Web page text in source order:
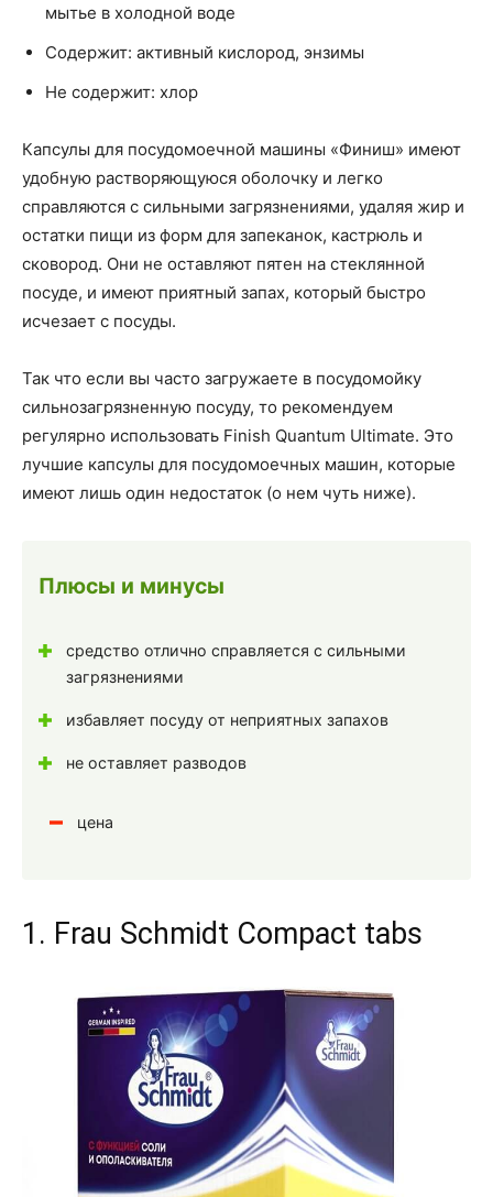
мытье в холодной воде
Содержит: активный кислород, энзимы
Не содержит: хлор
Капсулы для посудомоечной машины «Финиш» имеют
удобную растворяющуюся оболочку и легко
справляются с сильными загрязнениями, удаляя жир и
остатки пищи из форм для запеканок, кастрюль и
сковород. Они не оставляют пятен на стеклянной
посуде, и имеют приятный запах, который быстро
исчезает с посуды.
Так что если вы часто загружаете в посудомойку
сильнозагрязненную посуду, то рекомендуем
регулярно использовать Finish Quantum Ultimate. Это
лучшие капсулы для посудомоечных машин, которые
имеют лишь один недостаток (о нем чуть ниже).
Плюсы и минусы
средство отлично справляется с сильными
загрязнениями
избавляет посуду от неприятных запахов
не оставляет разводов
цена
1. Frau Schmidt Compact tabs